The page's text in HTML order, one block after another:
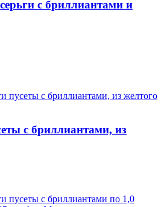
с бриллиантами и
с бриллиантами, из